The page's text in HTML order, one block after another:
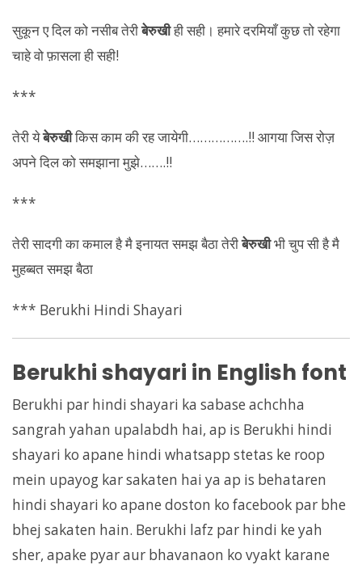
सुकून ए दिल को नसीब तेरीबेरुखीही सही। हमारे दरमियाँ कुछ तो रहेगा
चाहे वो फ़ासला ही सही!
***
तेरी येबेरुखीकिस काम की रह जायेगी…………….!! आगया जिस रोज़
अपने दिल को समझाना मुझे…….!!
***
तेरी सादगी का कमाल है मै इनायत समझ बैठा तेरीबेरुखीभी चुप सी है मै
मुहब्बत समझ बैठा
*** Berukhi Hindi Shayari
Berukhi shayari in English font
Berukhi par hindi shayari ka sabase achchha
sangrah yahan upalabdh hai, ap is Berukhi hindi
shayari ko apane hindi whatsapp stetas ke roop
mein upayog kar sakaten hai ya ap is behataren
hindi shayari ko apane doston ko facebook par bhe
bhej sakaten hain. Berukhi lafz par hindi ke yah
sher, apake pyar aur bhavanaon ko vyakt karane